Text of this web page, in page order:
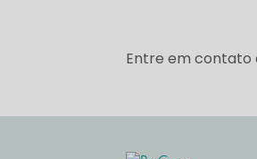
Entre em contato